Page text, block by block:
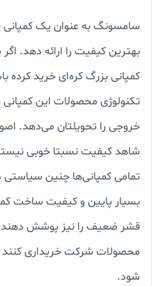
سامسونگ به عنوان یک
بهترین کیفیت را ارائه دهد.
کمپانی بزرگ کره‌ای خرید کرده
تکنولوژی محصولات این
خروجی را تحویلتان می‌دهد.
شاهد کیفیت نسبتا خوبی
تمامی کمپانی‌ها چنین سیاستی
بسیار پایین و کیفیت ساخت
قشر ضعیف را نیز پوشش دهند تا
محصولات شرکت خریداری کنند
شود.